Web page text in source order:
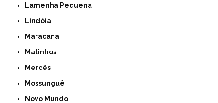
Lamenha Pequena
Lindóia
Maracanã
Matinhos
Mercês
Mossunguê
Novo Mundo